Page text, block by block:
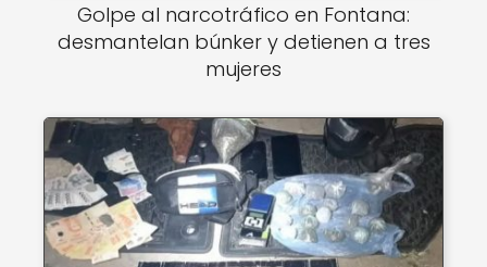
Golpe al narcotráfico en Fontana:
desmantelan búnker y detienen a tres
mujeres